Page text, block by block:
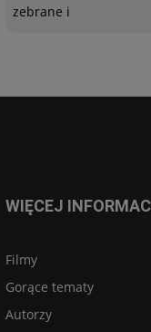
zebrane i
WIĘCEJ
Filmy
Gorące tematy
Autorzy